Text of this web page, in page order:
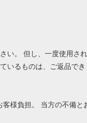
い。 但し、一度使用さ
いるものは、ご返品でき
様負担。 当方の不備